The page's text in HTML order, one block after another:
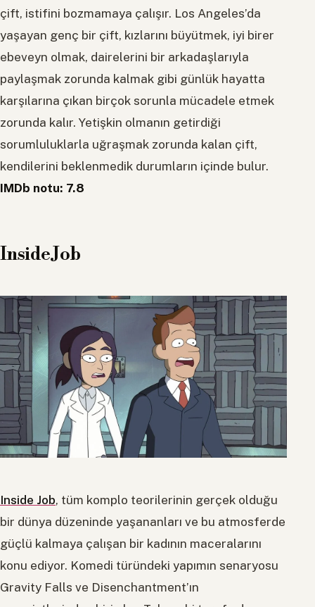
çift, istifini bozmamaya çalışır. Los Angeles’da
yaşayan genç bir çift, kızlarını büyütmek, iyi birer
ebeveyn olmak, dairelerini bir arkadaşlarıyla
paylaşmak zorunda kalmak gibi günlük hayatta
karşılarına çıkan birçok sorunla mücadele etmek
zorunda kalır. Yetişkin olmanın getirdiği
sorumluluklarla uğraşmak zorunda kalan çift,
kendilerini beklenmedik durumların içinde bulur.
IMDb notu: 7.8
Inside Job
Inside Job, tüm komplo teorilerinin gerçek olduğu
bir dünya düzeninde yaşananları ve bu atmosferde
güçlü kalmaya çalışan bir kadının maceralarını
konu ediyor. Komedi türündeki yapımın senaryosu
Gravity Falls ve Disenchantment’ın